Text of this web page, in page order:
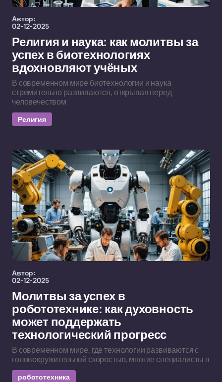
Автор:
02-12-2025
Религия и наука: как молитвы за
успех в биотехнологиях
вдохновляют учёных
В современном мире биотехнологии и наука
стремительно развиваются, открывая перед
человечеством
Религия
Автор:
02-12-2025
Молитвы за успех в
робототехнике: как духовность
может поддержать
технологический прогресс
В современном мире, где технологии развиваются с
головокружительной скоростью, многие специалисты в
робототехника